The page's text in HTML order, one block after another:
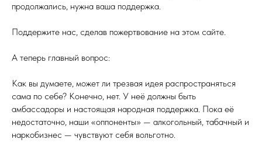
продолжались, нужна ваша поддержка.
Поддержите нас, сделав пожертвование на этом сайте.
А теперь главный вопрос:
Как вы думаете, может ли трезвая идея распространяться
сама по себе? Конечно, нет. У неё должны быть
амбассадоры и настоящая народная поддержка. Пока её
недостаточно, наши «оппоненты» — алкогольный, табачный и
наркобизнес — чувствуют себя вольготно.